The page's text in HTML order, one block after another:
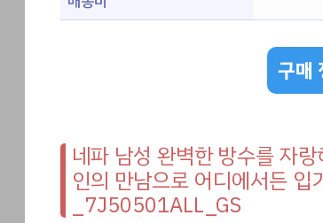
구매
네파 남성 완벽한 방수를 자
인의 만남으로 어디에서든 입
_7J50501ALL_GS